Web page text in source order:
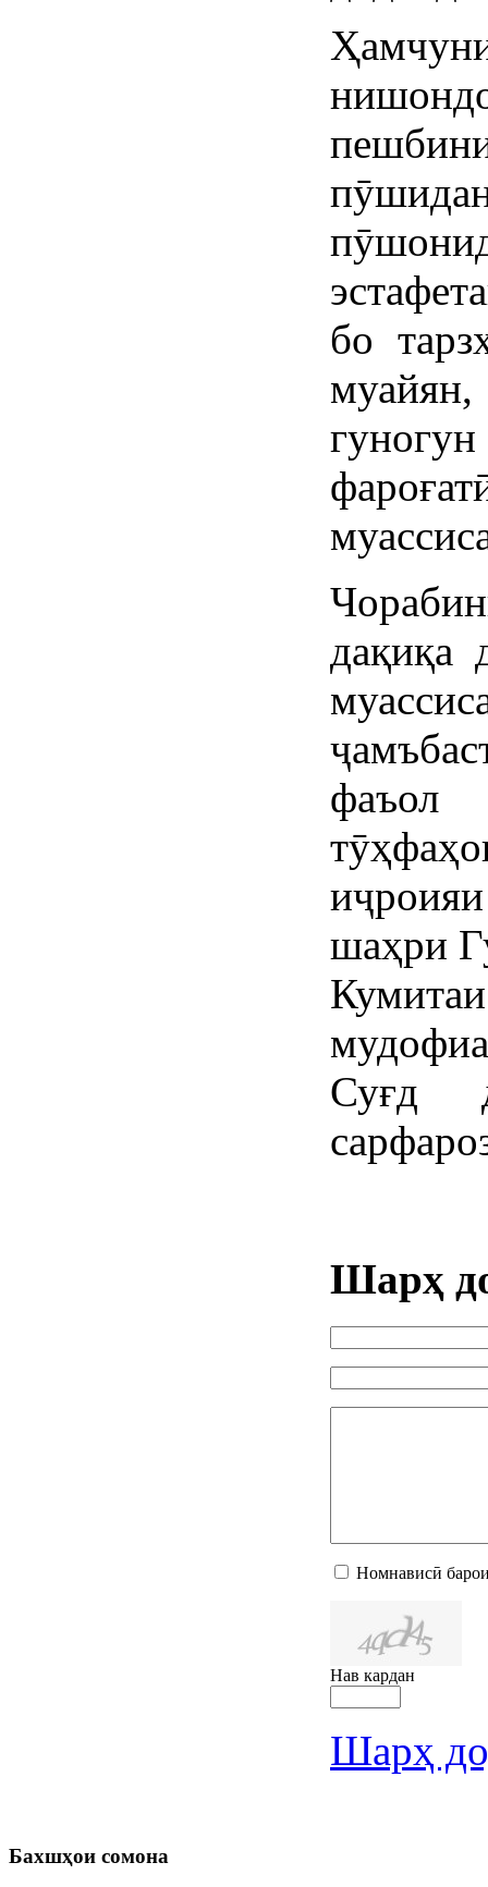
бо
дақиқа
фаъол
шаҳри
Суғд
Шарҳ
Номнависӣ
Нав кардан
Шарҳ
Бахшҳои сомона